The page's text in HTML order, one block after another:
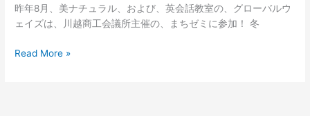
ロ
グ
昨年8月、美ナチュラル、および、英会話教室の、グローバルウ
ェイズは、川越商工会議所主催の、まちゼミに参加！ 冬
ま
ち
ミ
Read More »